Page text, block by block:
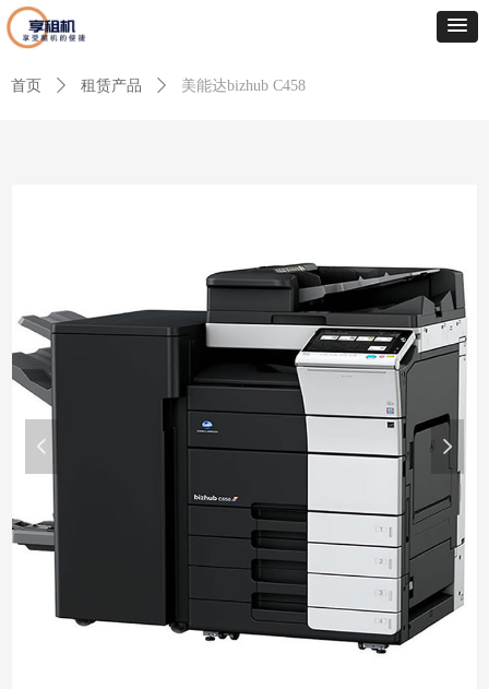
넳 넲
首页 ꄲ 租赁产品 ꄲ 美能达bizhub C458